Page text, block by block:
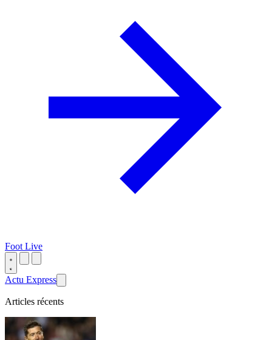
Foot Live
Actu Express
Articles récents